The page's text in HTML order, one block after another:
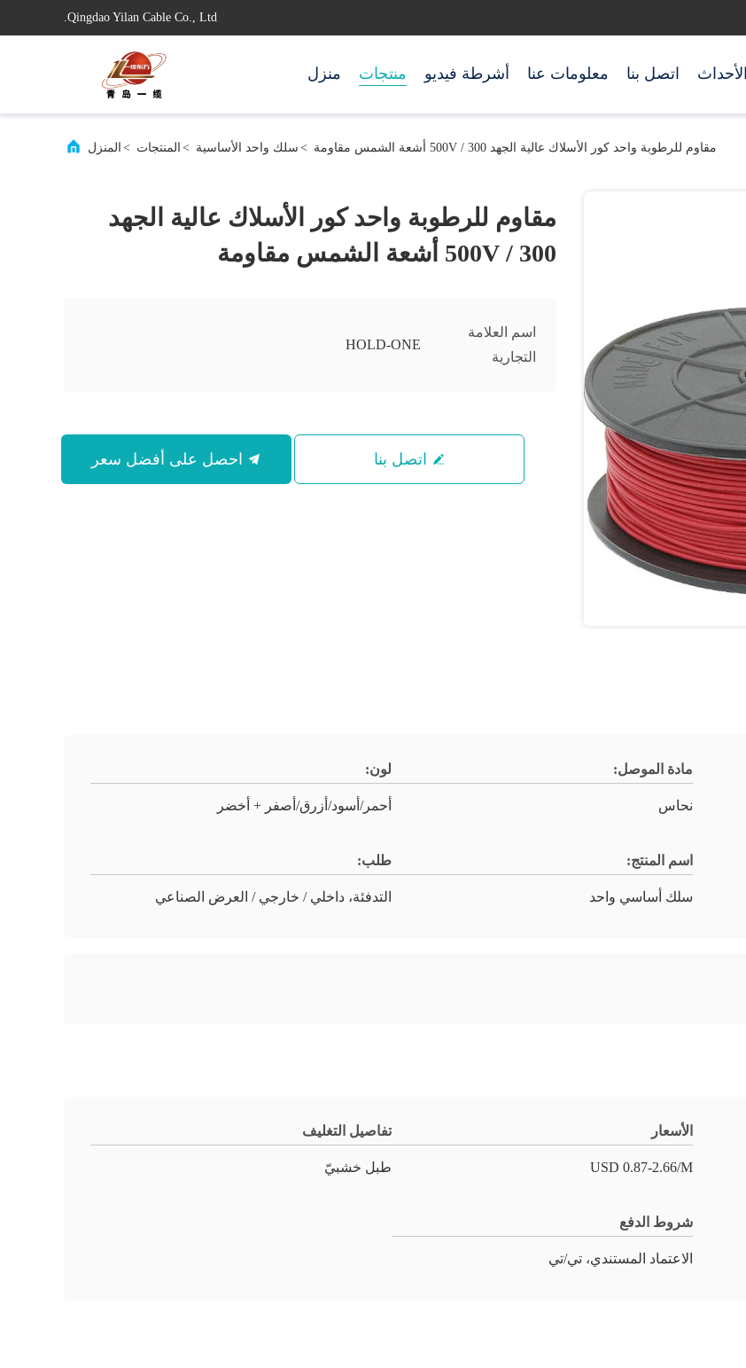
Qingdao Yilan Cable Co., Ltd.
منزل منتجات أشرطة فيديو معلومات عنا اتصل بنا الأحداث
المنزل > المنتجات > سلك واحد الأساسية > مقاوم للرطوبة واحد كور الأسلاك عالية الجهد 300 / 500V أشعة الشمس مقاومة
مقاوم للرطوبة واحد كور الأسلاك عالية الجهد
300 / 500V أشعة الشمس مقاومة
اسم العلامة
التجارية
HOLD-ONE
اتصل بنا
مادة الموصل:
نحاس
لون:
أحمر/أسود/أزرق/أصفر + أخضر
اسم المنتج:
سلك أساسي واحد
طلب:
التدفئة، داخلي / خارجي / العرض الصناعي
الأسعار
USD 0.87-2.66/M
تفاصيل التغليف
طبل خشبيّ
شروط الدفع
الاعتماد المستندي، تي/تي